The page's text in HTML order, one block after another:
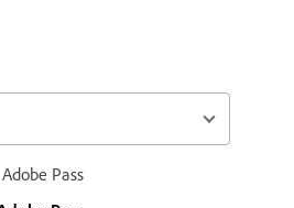
Adobe Pass